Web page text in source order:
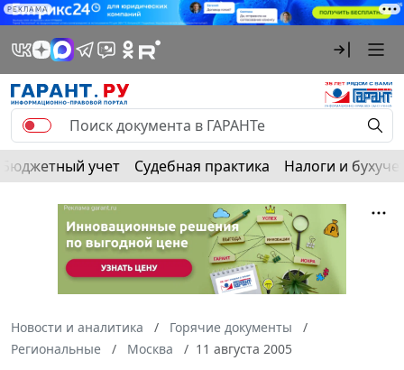
РЕКЛАМА
Бюджетный учет Судебная практика Налоги и
Новости и аналитика
Горячие документы
Региональные
Москва 11 августа 2005